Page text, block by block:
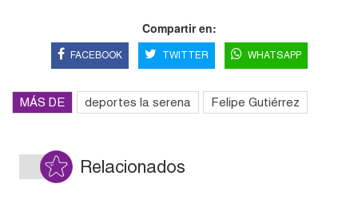
Compartir en:
FACEBOOK TWITTER WHATSAPP
MÁS DE deportes la serena Felipe Gutiérrez
Relacionados